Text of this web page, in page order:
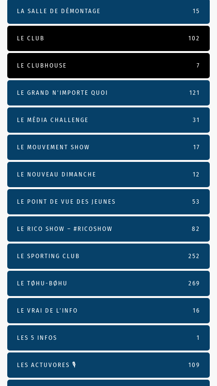
LA SALLE DE DÉMONTAGE 15
LE CLUB 102
LE CLUBHOUSE 7
LE GRAND N’IMPORTE QUOI 121
LE MÉDIA CHALLENGE 31
LE MOUVEMENT SHOW 17
LE NOUVEAU DIMANCHE 12
LE POINT DE VUE DES JEUNES 53
LE RICO SHOW – #RICOSHOW 82
LE SPORTING CLUB 252
LE TØHU-BØHU 269
LE VRAI DE L’INFO 16
LES 5 INFOS 1
LES ACTUVORES 🎙 109